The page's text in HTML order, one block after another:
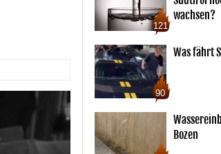
121
wachsen?
90
Was fährt
Bozen